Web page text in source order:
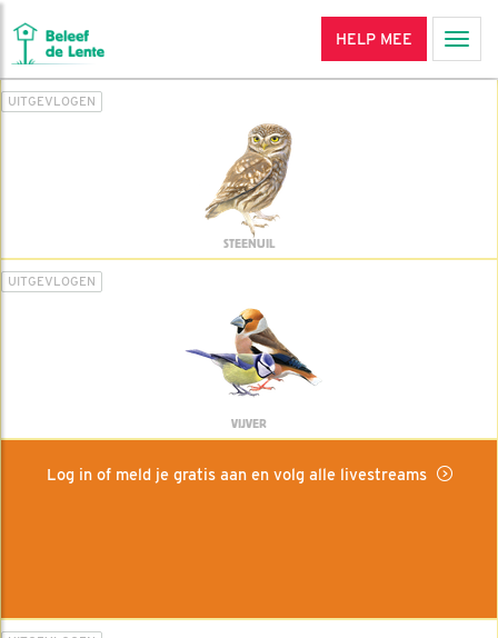
HELP MEE
UITGEVLOGEN
STEENUIL
UITGEVLOGEN
VIJVER
Log in of meld je gratis aan en volg alle livestreams